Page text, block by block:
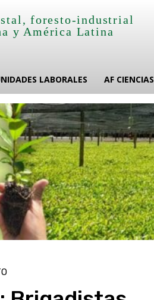
foresto-industrial
y América Latina
LABORALES AF CIENCIAS